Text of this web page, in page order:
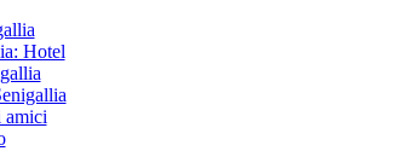
Hotel
amici